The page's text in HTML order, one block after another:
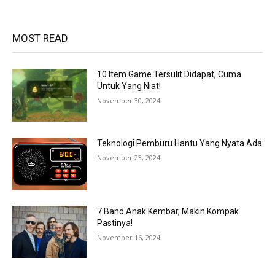
MOST READ
10 Item Game Tersulit Didapat, Cuma
Untuk Yang Niat!
November 30, 2024
Teknologi Pemburu Hantu Yang Nyata Ada
November 23, 2024
7 Band Anak Kembar, Makin Kompak
Pastinya!
November 16, 2024